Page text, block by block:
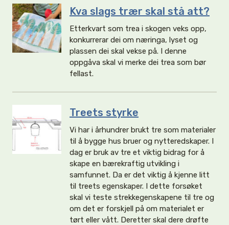
Kva slags trær skal stå att?
Etterkvart som trea i skogen veks opp,
konkurrerar dei om næringa, lyset og
plassen dei skal vekse på. I denne
oppgåva skal vi merke dei trea som bør
fellast.
Treets styrke
Vi har i århundrer brukt tre som materialer
til å bygge hus bruer og nytteredskaper. I
dag er bruk av tre et viktig bidrag for å
skape en bærekraftig utvikling i
samfunnet. Da er det viktig å kjenne litt
til treets egenskaper. I dette forsøket
skal vi teste strekkegenskapene til tre og
om det er forskjell på om materialet er
tørt eller vått. Deretter skal dere drøfte